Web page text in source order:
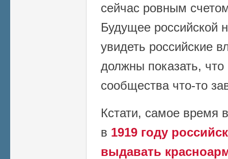
сейчас ровным
Будущее российской
увидеть российские
должны показать,
сообщества что-то
Кстати, самое время
в 1919 году
выдавать